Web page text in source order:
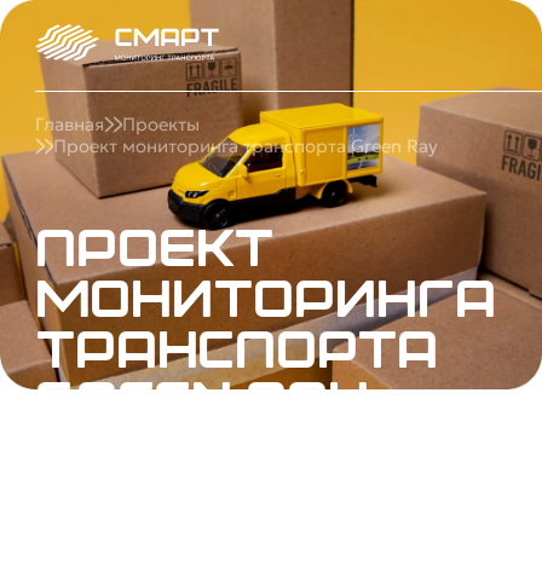
Главная
Проекты
Проект мониторинга транспорта Green Ray
Проект
мониторинга
транспорта
Green Ray